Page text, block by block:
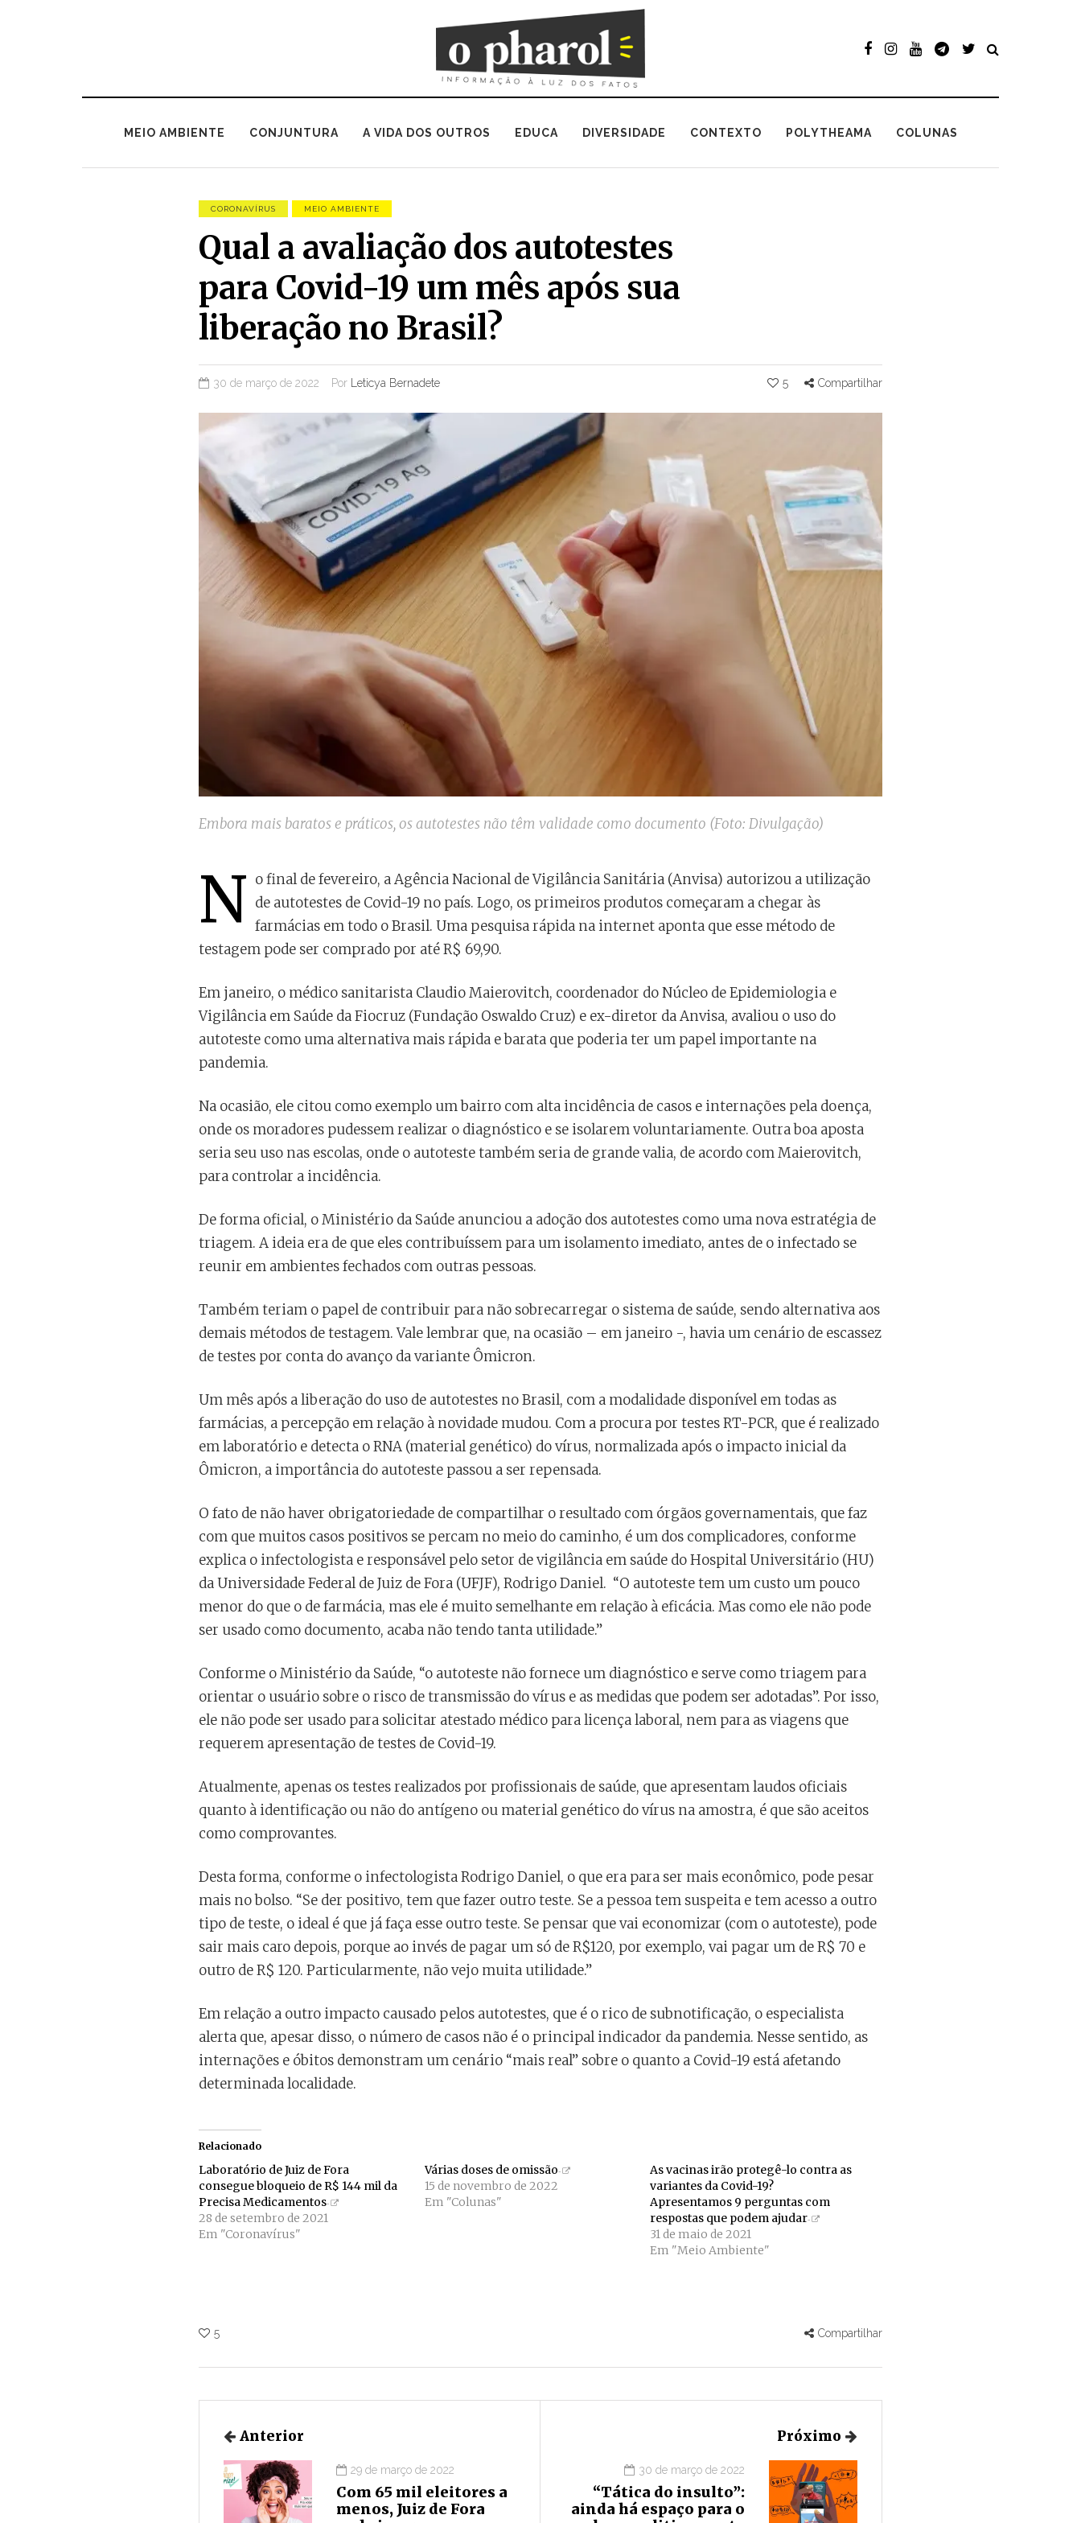
MEIO AMBIENTE CONJUNTURA A VIDA DOS OUTROS EDUCA DIVERSIDADE CONTEXTO POLYTHEAMA COLUNAS
CORONAVÍRUS MEIO AMBIENTE
Qual a avaliação dos autotestes
para Covid-19 um mês após sua
liberação no Brasil?
30 de março de 2022 Por Leticya Bernadete 5 Compartilhar
Embora mais baratos e práticos, os autotestes não têm validade como documento (Foto: Divulgação)
N o final de fevereiro, a Agência Nacional de Vigilância Sanitária (Anvisa) autorizou a utilização
de autotestes de Covid-19 no país. Logo, os primeiros produtos começaram a chegar às
farmácias em todo o Brasil. Uma pesquisa rápida na internet aponta que esse método de
testagem pode ser comprado por até R$ 69,90.
Em janeiro, o médico sanitarista Claudio Maierovitch, coordenador do Núcleo de Epidemiologia e
Vigilância em Saúde da Fiocruz (Fundação Oswaldo Cruz) e ex-diretor da Anvisa, avaliou o uso do
autoteste como uma alternativa mais rápida e barata que poderia ter um papel importante na
pandemia.
Na ocasião, ele citou como exemplo um bairro com alta incidência de casos e internações pela doença,
onde os moradores pudessem realizar o diagnóstico e se isolarem voluntariamente. Outra boa aposta
seria seu uso nas escolas, onde o autoteste também seria de grande valia, de acordo com Maierovitch,
para controlar a incidência.
De forma oficial, o Ministério da Saúde anunciou a adoção dos autotestes como uma nova estratégia de
triagem. A ideia era de que eles contribuíssem para um isolamento imediato, antes de o infectado se
reunir em ambientes fechados com outras pessoas.
Também teriam o papel de contribuir para não sobrecarregar o sistema de saúde, sendo alternativa aos
demais métodos de testagem. Vale lembrar que, na ocasião – em janeiro -, havia um cenário de escassez
de testes por conta do avanço da variante Ômicron.
Um mês após a liberação do uso de autotestes no Brasil, com a modalidade disponível em todas as
farmácias, a percepção em relação à novidade mudou. Com a procura por testes RT-PCR, que é realizado
em laboratório e detecta o RNA (material genético) do vírus, normalizada após o impacto inicial da
Ômicron, a importância do autoteste passou a ser repensada.
O fato de não haver obrigatoriedade de compartilhar o resultado com órgãos governamentais, que faz
com que muitos casos positivos se percam no meio do caminho, é um dos complicadores, conforme
explica o infectologista e responsável pelo setor de vigilância em saúde do Hospital Universitário (HU)
da Universidade Federal de Juiz de Fora (UFJF), Rodrigo Daniel. “O autoteste tem um custo um pouco
menor do que o de farmácia, mas ele é muito semelhante em relação à eficácia. Mas como ele não pode
ser usado como documento, acaba não tendo tanta utilidade.”
Conforme o Ministério da Saúde, “o autoteste não fornece um diagnóstico e serve como triagem para
orientar o usuário sobre o risco de transmissão do vírus e as medidas que podem ser adotadas”. Por isso,
ele não pode ser usado para solicitar atestado médico para licença laboral, nem para as viagens que
requerem apresentação de testes de Covid-19.
Atualmente, apenas os testes realizados por profissionais de saúde, que apresentam laudos oficiais
quanto à identificação ou não do antígeno ou material genético do vírus na amostra, é que são aceitos
como comprovantes.
Desta forma, conforme o infectologista Rodrigo Daniel, o que era para ser mais econômico, pode pesar
mais no bolso. “Se der positivo, tem que fazer outro teste. Se a pessoa tem suspeita e tem acesso a outro
tipo de teste, o ideal é que já faça esse outro teste. Se pensar que vai economizar (com o autoteste), pode
sair mais caro depois, porque ao invés de pagar um só de R$120, por exemplo, vai pagar um de R$ 70 e
outro de R$ 120. Particularmente, não vejo muita utilidade.”
Em relação a outro impacto causado pelos autotestes, que é o rico de subnotificação, o especialista
alerta que, apesar disso, o número de casos não é o principal indicador da pandemia. Nesse sentido, as
internações e óbitos demonstram um cenário “mais real” sobre o quanto a Covid-19 está afetando
determinada localidade.
Relacionado
Laboratório de Juiz de Fora
consegue bloqueio de R$ 144 mil da
Precisa Medicamentos
28 de setembro de 2021
Em "Coronavírus"
Várias doses de omissão
15 de novembro de 2022
Em "Colunas"
As vacinas irão protegê-lo contra as
variantes da Covid-19?
Apresentamos 9 perguntas com
respostas que podem ajudar
31 de maio de 2021
Em "Meio Ambiente"
5 Compartilhar
Anterior
29 de março de 2022
Com 65 mil eleitores a
menos, Juiz de Fora
Próximo
30 de março de 2022
“Tática do insulto”:
ainda há espaço para o